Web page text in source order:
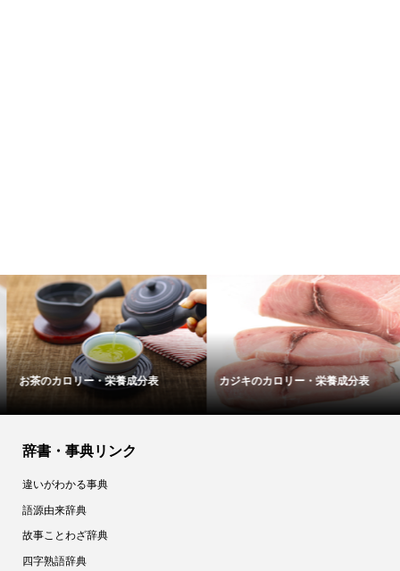
お茶のカロリー・栄養成分表 カジキのカロリー・栄養成分表
辞書・事典リンク
違いがわかる事典
語源由来辞典
故事ことわざ辞典
四字熟語辞典